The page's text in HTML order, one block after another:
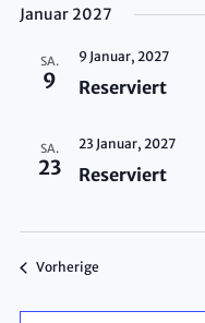
Januar 2027
SA.
9
9 Januar, 2027
Reserviert
SA.
23
23 Januar, 2027
Reserviert
Vorherige